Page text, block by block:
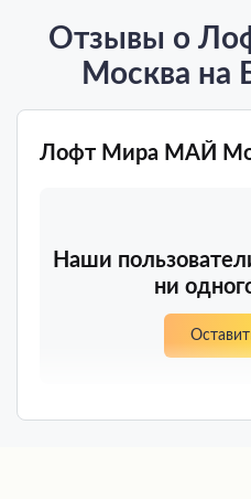
Отзывы о
Москва на
Наши
ни